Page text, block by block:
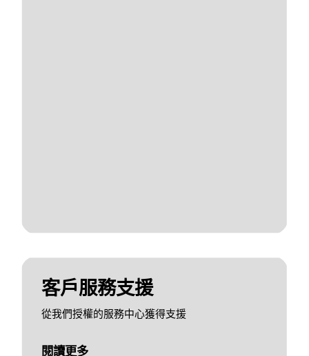
客戶服務支援
從我們授權的服務中心獲得支援
閱讀更多